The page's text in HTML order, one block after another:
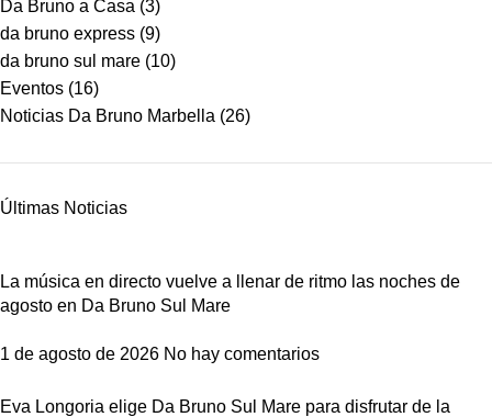
Da Bruno a Casa (3)
da bruno express (9)
da bruno sul mare (10)
Eventos (16)
Noticias Da Bruno Marbella (26)
Últimas Noticias
La música en directo vuelve a llenar de ritmo las noches de
agosto en Da Bruno Sul Mare
1 de agosto de 2026 No hay comentarios
Eva Longoria elige Da Bruno Sul Mare para disfrutar de la